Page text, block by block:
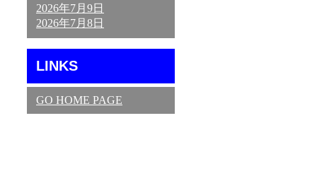
2026年7月9日
2026年7月8日
LINKS
GO HOME PAGE